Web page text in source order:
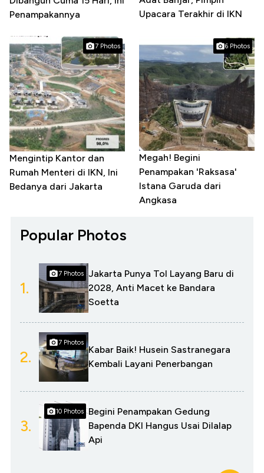
Penampakannya
Upacara Terakhir di IKN
7 Photos
Mengintip Kantor dan
Rumah Menteri di IKN, Ini
Bedanya dari Jakarta
6 Photos
Megah! Begini
Penampakan 'Raksasa'
Istana Garuda dari
Angkasa
Popular Photos
1.
7 Photos
Jakarta Punya Tol Layang Baru di
2028, Anti Macet ke Bandara
Soetta
2.
7 Photos
Kabar Baik! Husein Sastranegara
Kembali Layani Penerbangan
3.
10 Photos
Begini Penampakan Gedung
Bapenda DKI Hangus Usai Dilalap
Api